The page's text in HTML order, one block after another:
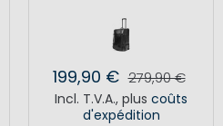
199,90 € 279,90 €
Incl. T.V.A., plus coûts
d'expédition